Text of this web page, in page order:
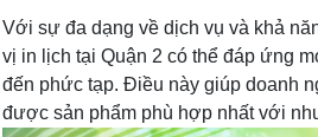
Với sự đa dạng về dịch vụ và khả
vị in lịch tại Quận 2 có thể đáp ứng
đến phức tạp. Điều này giúp doanh
được sản phẩm phù hợp nhất với